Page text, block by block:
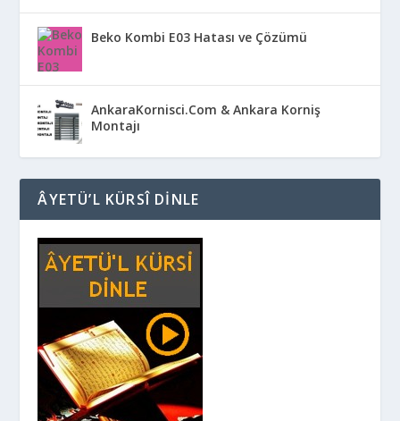
Beko Kombi E03 Hatası ve Çözümü
AnkaraKornisci.Com & Ankara Korniş
Montajı
ÂYETÜ’L KÜRSÎ DINLE